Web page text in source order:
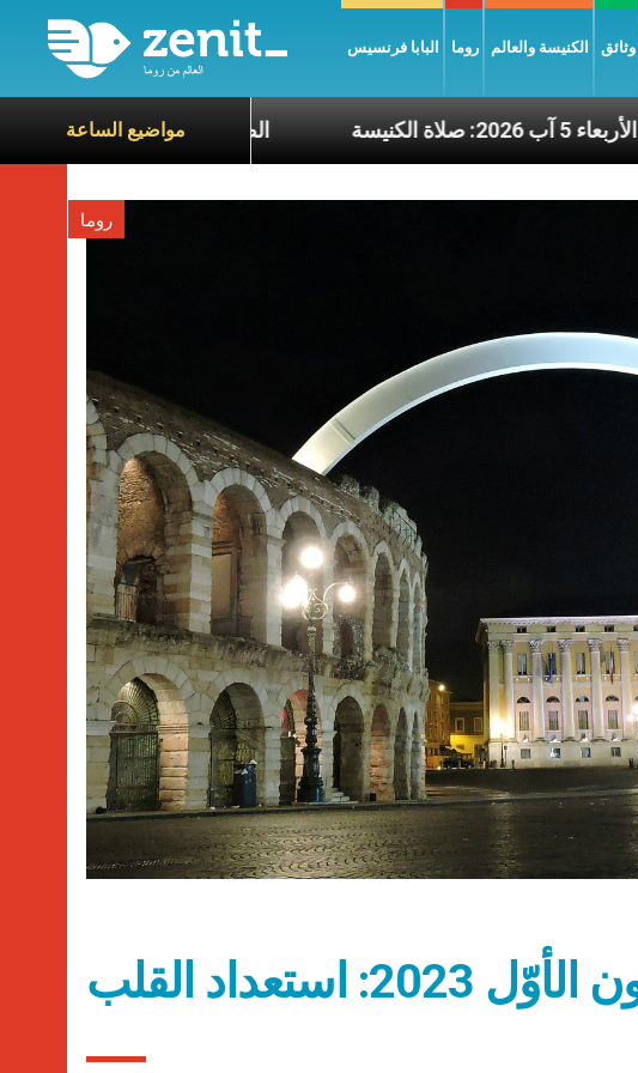
البابا فرنسيس روما الكنيسة والعالم وثائق
مواضيع الساعة
الطوباوي عناوين نشرة يوم الأربعاء 5 آب 2026: صلاة الكنيسة
روما